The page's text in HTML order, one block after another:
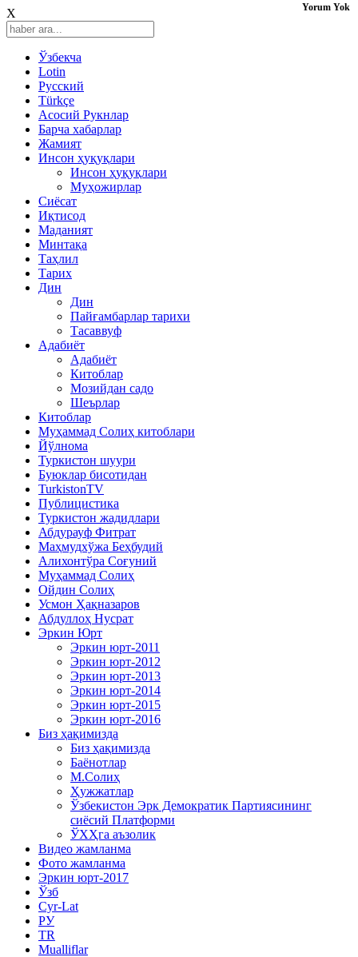
X
Ўзбекча
Lotin
Русский
Türkçe
Асосий Рукнлар
Барча хабарлар
Жамият
Инсон ҳуқуқлари
Инсон ҳуқуқлари
Муҳожирлар
Сиёсат
Иқтисод
Mаданият
Минтақа
Таҳлил
Тарих
Дин
Дин
Пайғамбарлар тарихи
Тасаввуф
Адабиёт
Адабиёт
Китоблар
Мозийдан садо
Шеърлар
Китоблар
Муҳаммад Солиҳ китоблари
Йўлнома
Туркистон шуури
Буюклар бисотидан
TurkistonTV
Публицистика
Туркистон жадидлари
Абдурауф Фитрат
Маҳмудхўжа Беҳбудий
Алихонтўра Соғуний
Муҳаммад Солиҳ
Ойдин Солиҳ
Усмон Ҳақназаров
Абдуллоҳ Нусрат
Эркин Юрт
Эркин юрт-2011
Эркин юрт-2012
Эркин юрт-2013
Эркин юрт-2014
Эркин юрт-2015
Эркин юрт-2016
Биз ҳақимизда
Биз ҳақимизда
Баёнотлар
М.Солиҳ
Ҳужжатлар
Ўзбекистон Эрк Демократик Партиясининг
сиёсий Платформи
ЎХҲга аъзолик
Видео жамланма
Фото жамланма
Эркин юрт-2017
Ўзб
Cyr-Lat
РУ
TR
Mualliflar
Yorum Yok